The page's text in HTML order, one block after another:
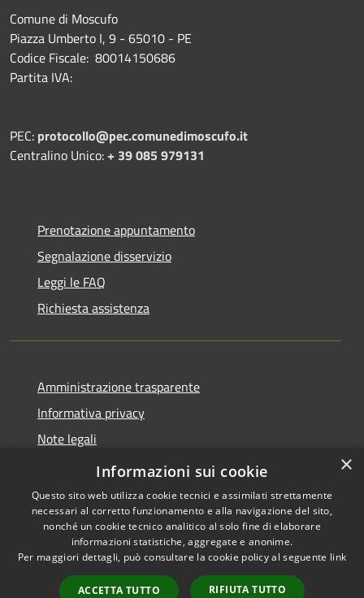
Comune di Moscufo
Piazza Umberto I, 9 - 65010 - PE
Codice Fiscale: 80014150686
Partita IVA:
PEC: protocollo@pec.comunedimoscufo.it
Centralino Unico:+ 39 085 979131
Prenotazione appuntamento
Segnalazione disservizio
Leggi le FAQ
Richiesta assistenza
Amministrazione trasparente
Informativa privacy
Note legali
Dichiarazione di accessibilità
Accessibilità
Copyright © 2026 • Comune di
Moscufo • Powered by
Municipium•
Accesso
×
Informazioni sui cookie
Questo sito web utilizza cookie tecnici e assimilati strettamente
necessari al corretto funzionamento e alla navigazione del sito,
nonché un cookie tecnico analitico al solo fine di elaborare
informazioni statistiche, aggregate e anonime.
Per maggiori dettagli, può consultare la cookie policy al seguente link
ACCETTA TUTTO RIFIUTA TUTTO